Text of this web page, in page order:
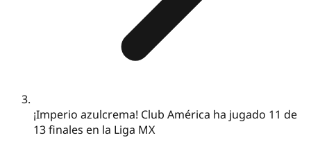
¡Imperio azulcrema! Club América ha jugado 11 de
13 finales en la Liga MX